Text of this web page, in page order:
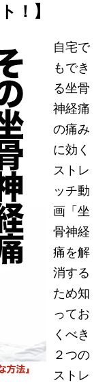
！】
自宅で
もでき
る坐骨
神経痛
の痛み
に効く
ストレ
ッチ動
画「坐
骨神経
痛を解
消する
ため知
ってお
くべき
２つの
ストレ